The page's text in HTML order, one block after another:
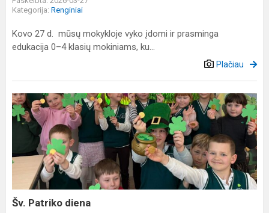
Kategorija: Renginiai
Kovo 27 d. mūsų mokykloje vyko įdomi ir prasminga
edukacija 0–4 klasių mokiniams, ku...
Plačiau
Šv.
Patriko
diena
Šv. Patriko diena